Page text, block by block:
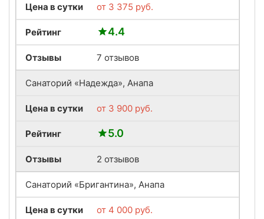
Цена в сутки от 3 375 руб.
Рейтинг 4.4
Отзывы 7 отзывов
Санаторий «Надежда», Анапа
Цена в сутки от 3 900 руб.
Рейтинг 5.0
Отзывы 2 отзывов
Санаторий «Бригантина», Анапа
Цена в сутки от 4 000 руб.